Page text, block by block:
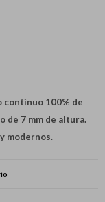
continuo 100% de
de 7 mm de altura.
modernos.